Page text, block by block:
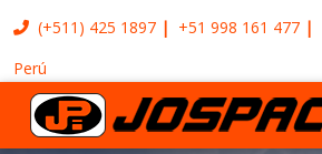
(+511) 425 1897 +51 998 161 477
Perú